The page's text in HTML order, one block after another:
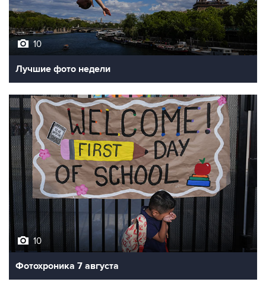
10
Лучшие фото недели
10
Фотохроника 7 августа